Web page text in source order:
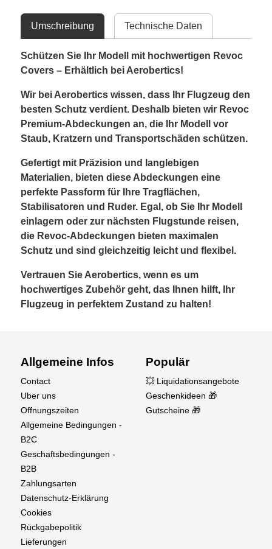
Umschreibung Technische Daten
Schützen Sie Ihr Modell mit hochwertigen Revoc
Covers – Erhältlich bei Aerobertics!
Wir bei Aerobertics wissen, dass Ihr Flugzeug den
besten Schutz verdient. Deshalb bieten wir Revoc
Premium-Abdeckungen an, die Ihr Modell vor
Staub, Kratzern und Transportschäden schützen.
Gefertigt mit Präzision und langlebigen
Materialien, bieten diese Abdeckungen eine
perfekte Passform für Ihre Tragflächen,
Stabilisatoren und Ruder. Egal, ob Sie Ihr Modell
einlagern oder zur nächsten Flugstunde reisen,
die Revoc-Abdeckungen bieten maximalen
Schutz und sind gleichzeitig leicht und flexibel.
Vertrauen Sie Aerobertics, wenn es um
hochwertiges Zubehör geht, das Ihnen hilft, Ihr
Flugzeug in perfektem Zustand zu halten!
Allgemeine Infos
Contact
Uber uns
Offnungszeiten
Allgemeine Bedingungen -
B2C
Geschaftsbedingungen -
B2B
Zahlungsarten
Datenschutz-Erklärung
Cookies
Rückgabepolitik
Lieferungen
Populär
💥 Liquidationsangebote
Geschenkideen 🎁
Gutscheine 🎁